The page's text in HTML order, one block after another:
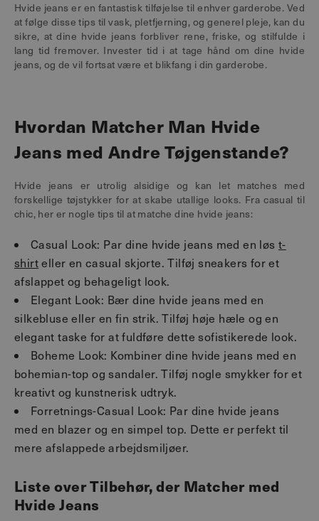
Hvide jeans er en fantastisk tilføjelse til enhver garderobe. Ved
at følge disse tips til vask, pletfjerning, og generel pleje, kan du
sikre, at dine hvide jeans forbliver rene, friske, og stilfulde i
lang tid fremover. Invester tid i at tage hånd om dine hvide
jeans, og de vil fortsat være et blikfang i din garderobe.
Hvordan Matcher Man Hvide
Jeans med Andre Tøjgenstande?
Hvide jeans er utrolig alsidige og kan let matches med
forskellige tøjstykker for at skabe utallige looks. Fra casual til
chic, her er nogle tips til at matche dine hvide jeans:
Casual Look: Par dine hvide jeans med en løs t-
shirteller en casual skjorte. Tilføj sneakers for et
afslappet og behageligt look.
Elegant Look: Bær dine hvide jeans med en
silkebluse eller en fin strik. Tilføj høje hæle og en
elegant taske for at fuldføre dette sofistikerede look.
Boheme Look: Kombiner dine hvide jeans med en
bohemian-top og sandaler. Tilføj nogle smykker for et
kreativt og kunstnerisk udtryk.
Forretnings-Casual Look: Par dine hvide jeans
med en blazer og en simpel top. Dette er perfekt til
mere afslappede arbejdsmiljøer.
Liste over Tilbehør, der Matcher med
Hvide Jeans